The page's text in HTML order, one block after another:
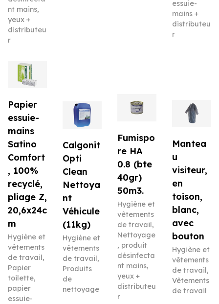
nt mains,
yeux +
distributeu
r
essuie-
mains +
distributeu
r
Papier
essuie-
mains
Satino
Comfort
, 100%
recyclé,
pliage Z,
20,6x24c
m
Hygiène et
vêtements
de travail,
Papier
toilette,
papier
essuie-
Calgonit
Opti
Clean
Nettoya
nt
Véhicule
(11kg)
Hygiène et
vêtements
de travail,
Produits
de
nettoyage
Fumispo
re HA
0.8 (bte
40gr)
50m3.
Hygiène et
vêtements
de travail,
Nettoyage
, produit
désinfecta
nt mains,
yeux +
distributeu
r
Mantea
u
visiteur,
en
toison,
blanc,
avec
bouton
Hygiène et
vêtements
de travail,
Vêtements
de travail